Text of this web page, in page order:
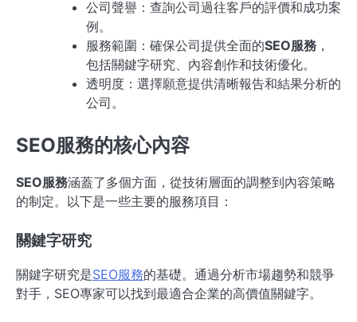
公司聲譽：查詢公司過往客戶的評價和成功案
例。
服務範圍：確保公司提供全面的SEO服務 ，
包括關鍵字研究、內容創作和技術優化。
透明度：選擇願意提供清晰報告和結果分析的
公司。
SEO服務的核心內容
SEO服務涵蓋了多個方面，從技術層面的調整到內容策略
的制定。以下是一些主要的服務項目：
關鍵字研究
關鍵字研究是SEO服務的基礎。通過分析市場趨勢和競爭
對手，SEO專家可以找到最適合企業的高價值關鍵字。